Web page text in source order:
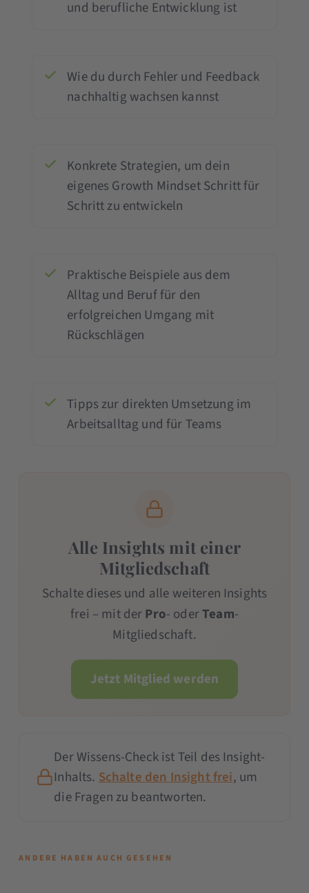
und berufliche Entwicklung ist
Wie du durch Fehler und Feedback
nachhaltig wachsen kannst
Konkrete Strategien, um dein
eigenes Growth Mindset Schritt für
Schritt zu entwickeln
Praktische Beispiele aus dem
Alltag und Beruf für den
erfolgreichen Umgang mit
Rückschlägen
Tipps zur direkten Umsetzung im
Arbeitsalltag und für Teams
Alle Insights mit einer
Mitgliedschaft
Schalte dieses und alle weiteren Insights
frei – mit derPro- oderTeam-
Mitgliedschaft.
Jetzt Mitglied werden
Der Wissens-Check ist Teil des Insight-
Inhalts. Schalte den Insight frei, um
die Fragen zu beantworten.
ANDERE HABEN AUCH GESEHEN